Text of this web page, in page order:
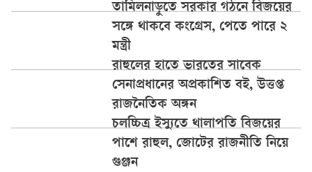
তামিলনাড়ুতে সরকার গঠনে বিজয়ের
সঙ্গে থাকবে কংগ্রেস, পেতে পারে ২
মন্ত্রী
রাহুলের হাতে ভারতের সাবেক
সেনাপ্রধানের অপ্রকাশিত বই, উত্তপ্ত
রাজনৈতিক অঙ্গন
চলচ্চিত্র ইস্যুতে থালাপতি বিজয়ের
পাশে রাহুল, জোটের রাজনীতি নিয়ে
গুঞ্জন